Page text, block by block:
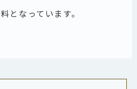
となっています。